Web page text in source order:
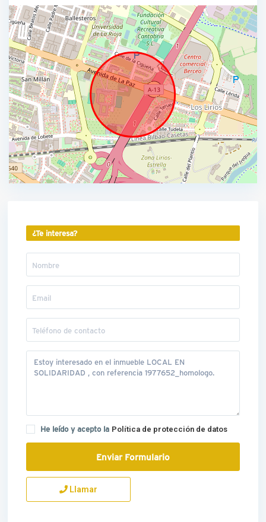
¿Te interesa?
He leído y acepto la Política de protección de datos
Llamar